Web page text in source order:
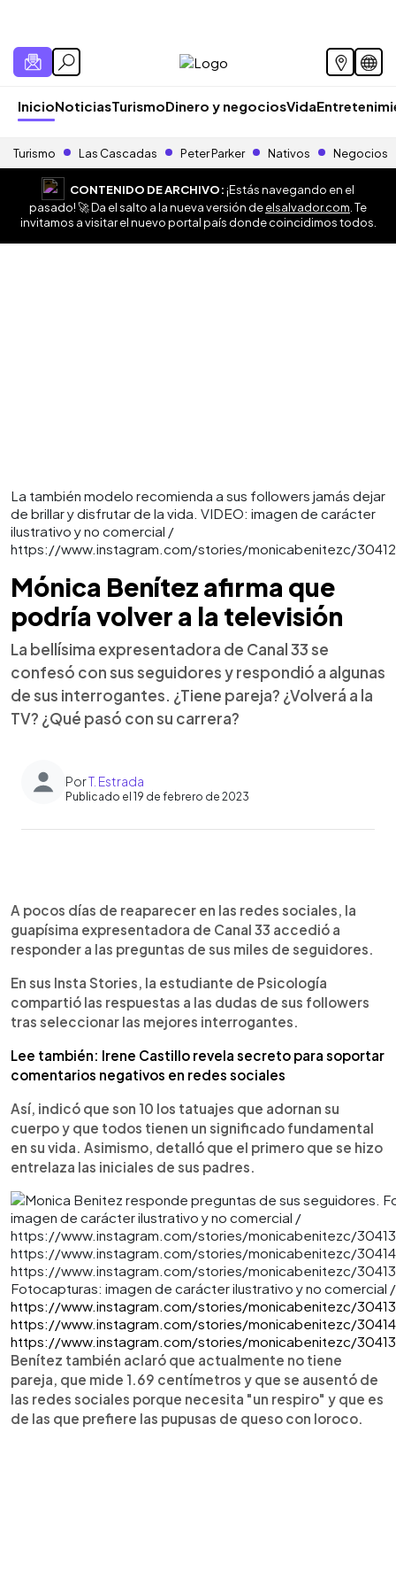
InicioNoticiasTurismoDinero y negociosVida
Turismo Las Cascadas Peter Parker Nativos Negocios
CONTENIDO DE ARCHIVO:¡Estás navegando en el
pasado! 🚀 Da el salto a la nueva versión deelsalvador.com . Te
invitamos a visitar el nuevo portal país donde coincidimos todos.
La también modelo recomienda a sus followers jamás dejar
de brillar y disfrutar de la vida. VIDEO: imagen de carácter
ilustrativo y no comercial /
https://www.instagram.com/stories/monicabenitezc/
Mónica Benítez afirma que
podría volver a la televisión
La bellísima expresentadora de Canal 33 se
confesó con sus seguidores y respondió a algunas
de sus interrogantes. ¿Tiene pareja? ¿Volverá a la
TV? ¿Qué pasó con su carrera?
PorT. Estrada
Publicado el 19 de febrero de 2023
Escuchar artículo
A pocos días de reaparecer en las redes sociales, la
guapísima expresentadora de Canal 33 accedió a
responder a las preguntas de sus miles de seguidores.
En sus Insta Stories, la estudiante de Psicología
compartió las respuestas a las dudas de sus followers
tras seleccionar las mejores interrogantes.
Lee también: Irene Castillo revela secreto para soportar
comentarios negativos en redes sociales
Así, indicó que son 10 los tatuajes que adornan su
cuerpo y que todos tienen un significado fundamental
en su vida. Asimismo, detalló que el primero que se hizo
entrelaza las iniciales de sus padres.
Fotocapturas: imagen de carácter ilustrativo y no comercial /
https://www.instagram.com/stories/monicabenitezc/
https://www.instagram.com/stories/monicabenitezc/
https://www.instagram.com/stories/monicabenitezc/
Benítez también aclaró que actualmente no tiene
pareja, que mide 1.69 centímetros y que se ausentó de
las redes sociales porque necesita "un respiro" y que es
de las que prefiere las pupusas de queso con loroco.